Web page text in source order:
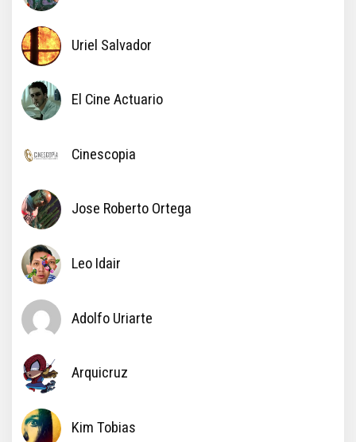
Uriel Salvador
El Cine Actuario
Cinescopia
Jose Roberto Ortega
Leo Idair
Adolfo Uriarte
Arquicruz
Kim Tobias